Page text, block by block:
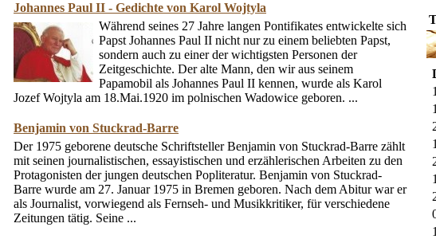
Johannes Paul II - Gedichte von Karol Wojtyla
Während seines 27 Jahre langen Pontifikates entwickelte sich
Papst Johannes Paul II nicht nur zu einem beliebten Papst,
sondern auch zu einer der wichtigsten Personen der
Zeitgeschichte. Der alte Mann, den wir aus seinem
Papamobil als Johannes Paul II kennen, wurde als Karol
Jozef Wojtyla am 18.Mai.1920 im polnischen Wadowice geboren. ...
Benjamin von Stuckrad-Barre
Der 1975 geborene deutsche Schriftsteller Benjamin von Stuckrad-Barre zählt
mit seinen journalistischen, essayistischen und erzählerischen Arbeiten zu den
Protagonisten der jungen deutschen Popliteratur. Benjamin von Stuckrad-
Barre wurde am 27. Januar 1975 in Bremen geboren. Nach dem Abitur war er
als Journalist, vorwiegend als Fernseh- und Musikkritiker, für verschiedene
Zeitungen tätig. Seine ...